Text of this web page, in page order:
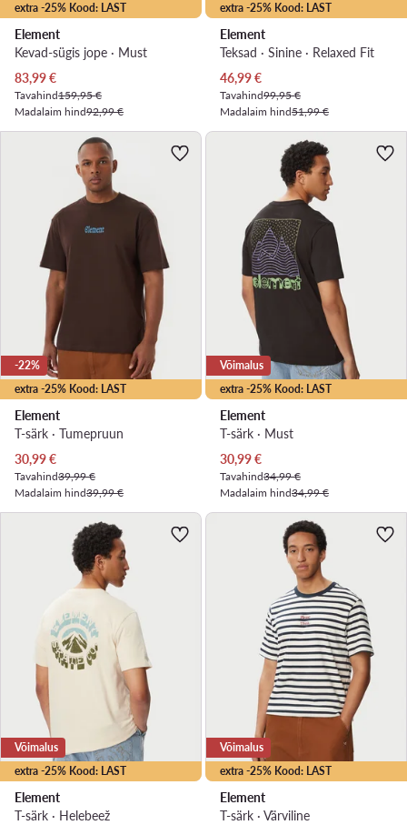
extra -25% Kood: LAST
Element
Kevad-sügis jope · Must
Praegune hind
83,99€
Tavahind159,95 €
Madalaim hind92,99 €
extra -25% Kood: LAST
Element
Teksad · Sinine · Relaxed Fit
Praegune hind
46,99€
Tavahind99,95 €
Madalaim hind51,99 €
extra -25% Kood: LAST
-22%
Element
T-särk · Tumepruun
Praegune hind
30,99€
Tavahind39,99 €
Madalaim hind39,99 €
extra -25% Kood: LAST
Võimalus
Element
T-särk · Must
Praegune hind
30,99€
Tavahind34,99 €
Madalaim hind34,99 €
extra -25% Kood: LAST
Võimalus
Element
T-särk · Helebeež
extra -25% Kood: LAST
Võimalus
Element
T-särk · Värviline